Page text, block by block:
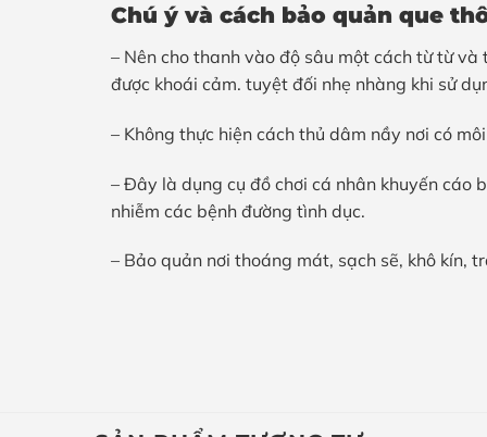
Chú ý và cách bảo quản que
– Nên cho thanh vào độ sâu một cách từ từ
được khoái cảm. tuyệt đối nhẹ nhàng khi sử
– Không thực hiện cách thủ dâm nầy nơi có
– Đây là dụng cụ đồ chơi cá nhân khuyến cáo
nhiễm các bệnh đường tình dục.
– Bảo quản nơi thoáng mát, sạch sẽ, khô kín,